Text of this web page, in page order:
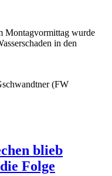
Montagvormittag wurde
in den
(FW
blieb
Folge